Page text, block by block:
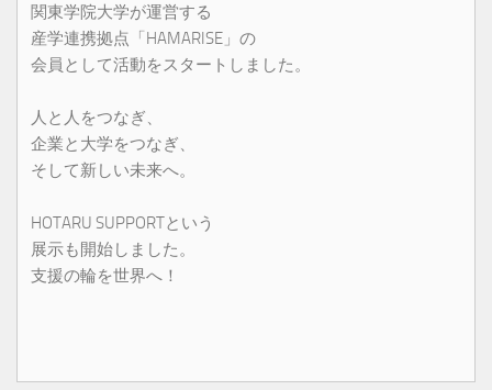
関東学院大学が運営する
産学連携拠点「HAMARISE」の
会員として活動をスタートしました。
人と人をつなぎ、
企業と大学をつなぎ、
そして新しい未来へ。
HOTARU SUPPORTという
展示も開始しました。
支援の輪を世界へ！